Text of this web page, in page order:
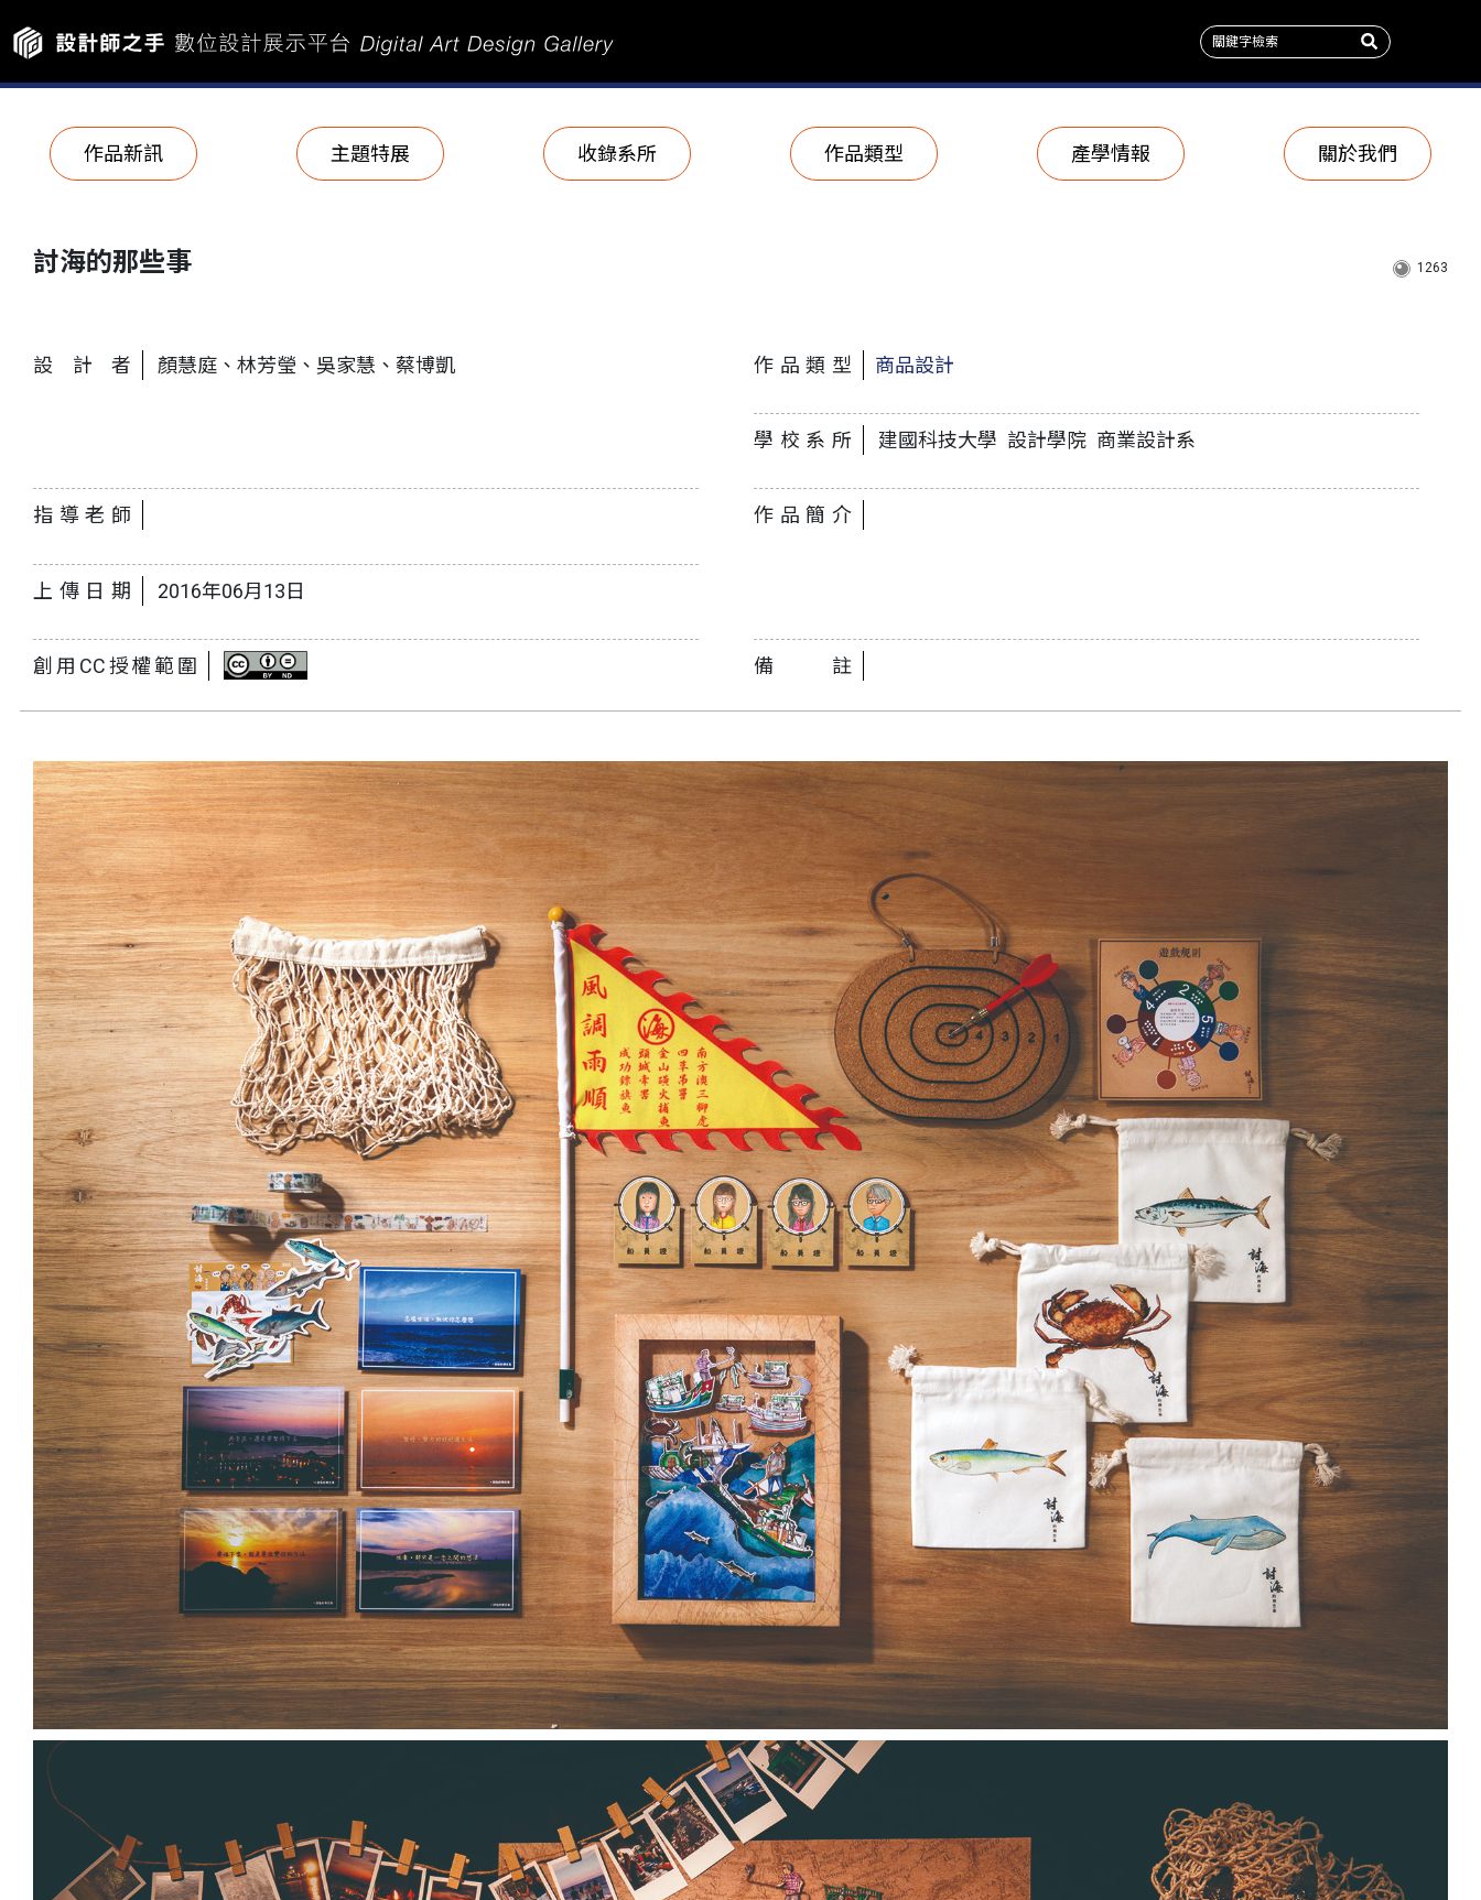
作品新訊 主題特展 收錄系所 作品類型 產學情報 關於我們
討海的那些事 1263
設計者 顏慧庭、林芳瑩、吳家慧、蔡博凱 作品類型 商品設計
學校系所 建國科技大學 設計學院 商業設計系
指導老師 作品簡介
備註
上傳日期 2016年06月13日
創用CC授權範圍